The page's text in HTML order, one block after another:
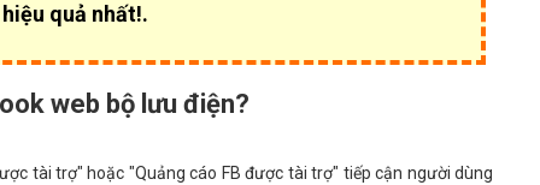
quả nhất!.
web bộ lưu điện?
tài trợ" hoặc "Quảng cáo FB được tài trợ" tiếp cận người dùng